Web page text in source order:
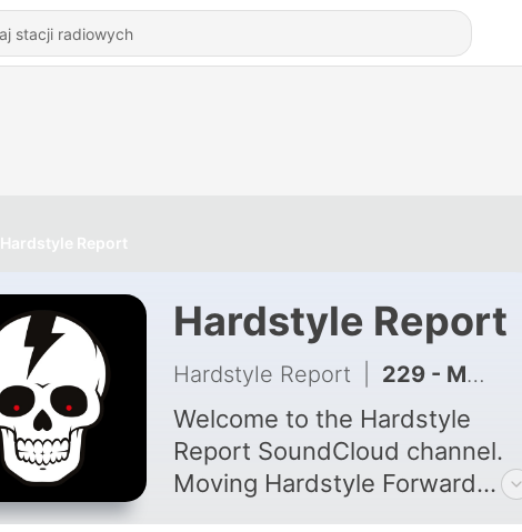
Hardstyle Report
Hardstyle Report
Hardstyle Report 229 - Moving Hardstyle Forward #54: Best of 2022
Welcome to the Hardstyle
Report SoundCloud channel.
Moving Hardstyle Forward